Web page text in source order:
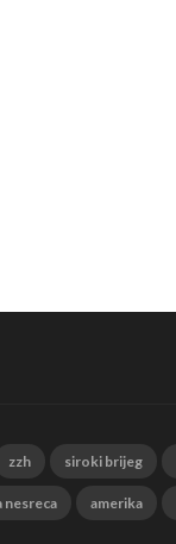
zzh siroki brijeg
nesreca amerika